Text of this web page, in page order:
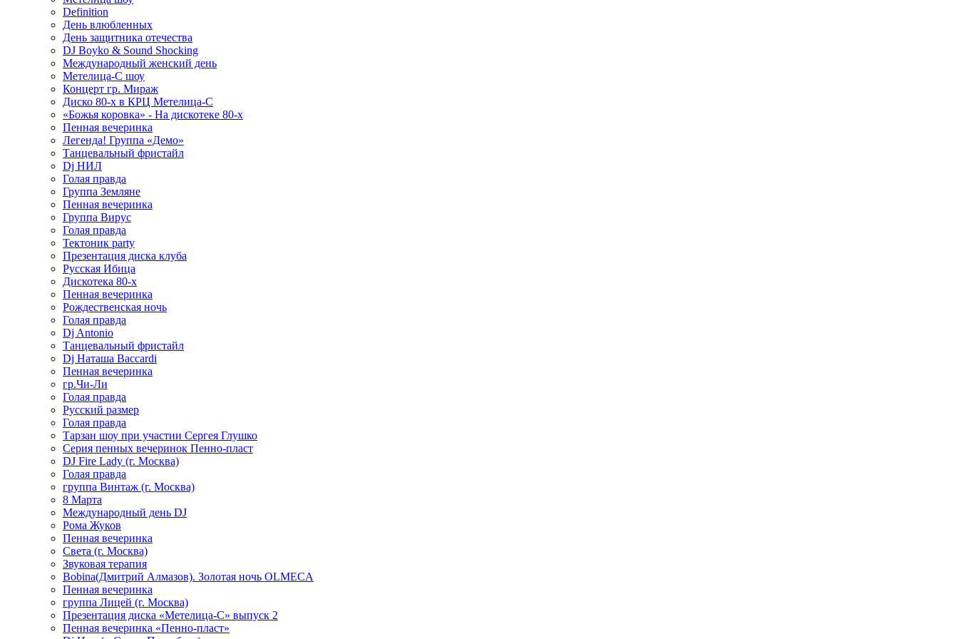
Definition
День влюбленных
День защитника отечества
DJ Boyko & Sound Shocking
Международный женский день
Метелица-С шоу
Концерт гр. Мираж
Диско 80-х в КРЦ Метелица-С
«Божья коровка» - На дискотеке 80-х
Пенная вечеринка
Легенда! Группа «Демо»
Танцевальный фристайл
Dj НИЛ
Голая правда
Группа Земляне
Пенная вечеринка
Группа Вирус
Голая правда
Тектоник party
Презентация диска клуба
Русская Ибица
Дискотека 80-х
Пенная вечеринка
Рождественская ночь
Голая правда
Dj Antonio
Танцевальный фристайл
Dj Наташа Baccardi
Пенная вечеринка
гр.Чи-Ли
Голая правда
Русский размер
Голая правда
Тарзан шоу при участии Сергея Глушко
Серия пенных вечеринок Пенно-пласт
DJ Fire Lady (г. Москва)
Голая правда
группа Винтаж (г. Москва)
8 Марта
Международный день DJ
Рома Жуков
Пенная вечеринка
Света (г. Москва)
Звуковая терапия
Bobina(Дмитрий Алмазов). Золотая ночь OLMECA
Пенная вечеринка
группа Лицей (г. Москва)
Презентация диска «Метелица-С» выпуск 2
Пенная вечеринка «Пенно-пласт»